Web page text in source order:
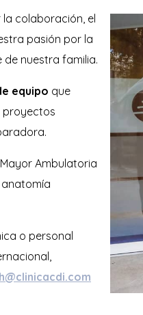
colaboración, el
pasión por la
nuestra familia.
equipo que
proyectos
Ambulatoria
o personal